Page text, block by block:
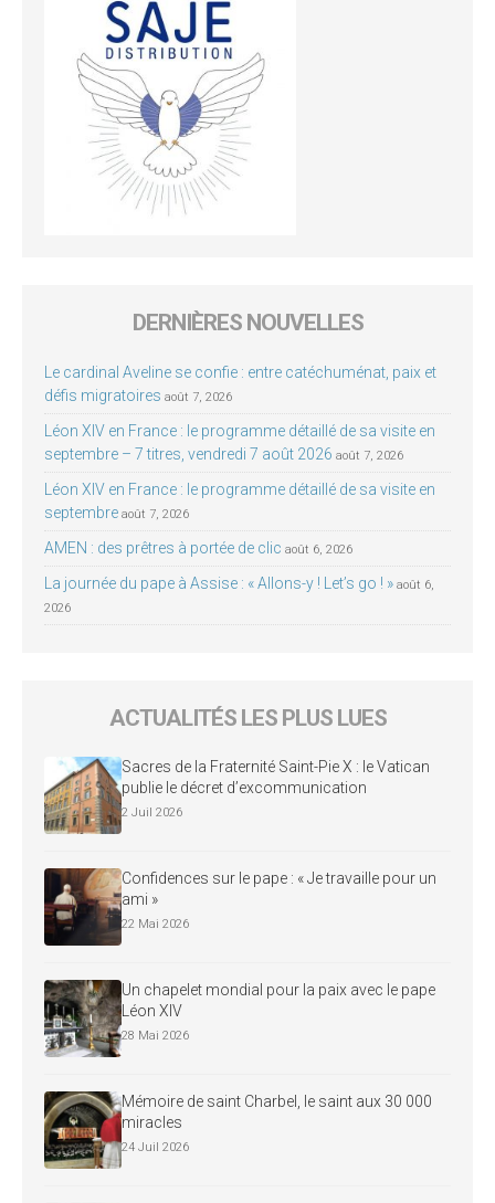
DERNIÈRES NOUVELLES
Le cardinal Aveline se confie : entre catéchuménat, paix et
défis migratoires août 7, 2026
Léon XIV en France : le programme détaillé de sa visite en
septembre – 7 titres, vendredi 7 août 2026 août 7, 2026
Léon XIV en France : le programme détaillé de sa visite en
septembre août 7, 2026
AMEN : des prêtres à portée de clic août 6, 2026
La journée du pape à Assise : « Allons-y ! Let’s go ! » août 6,
2026
ACTUALITÉS LES PLUS LUES
Sacres de la Fraternité Saint-Pie X : le Vatican
publie le décret d’excommunication
2 Juil 2026
Confidences sur le pape : « Je travaille pour un
ami »
22 Mai 2026
Un chapelet mondial pour la paix avec le pape
Léon XIV
28 Mai 2026
Mémoire de saint Charbel, le saint aux 30 000
miracles
24 Juil 2026